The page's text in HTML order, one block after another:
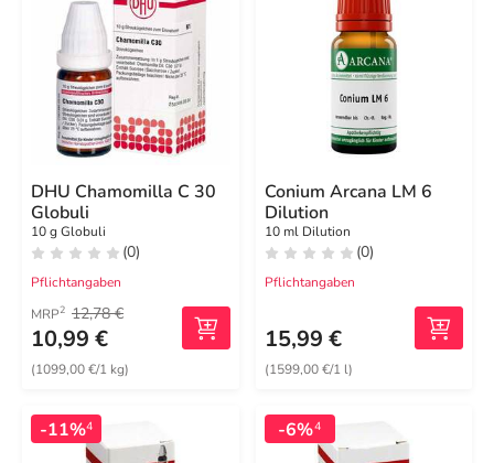
DHU Chamomilla C 30
Globuli
10 g Globuli
(0)
Pflichtangaben
MRP2 12,78 €
10,99 €
(1099,00 €/1 kg)
Conium Arcana LM 6
Dilution
10 ml Dilution
(0)
Pflichtangaben
15,99 €
(1599,00 €/1 l)
-11%4 -6%4